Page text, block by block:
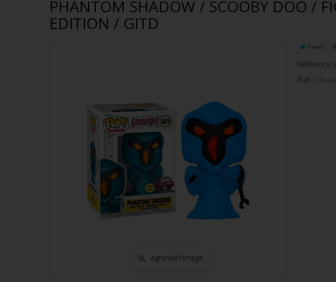
PHANTOM SHADOW / SCOOBY DOO /
EDITION / GITD
Agrandir l'image
Tweet
Référence
État :